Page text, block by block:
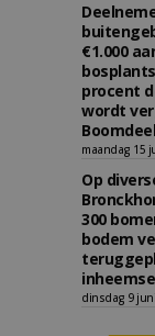
€1.000
procent
wordt
maandag 15
Op
300
bodem
dinsdag 9